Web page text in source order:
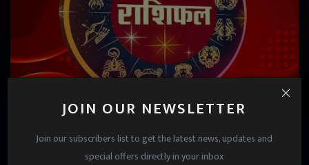
JOIN OUR NEWSLETTER
Join our subscribers list to get the latest news, updates and
special offers directly in your inbox
आज का राशिफल: 30 अक्टूबर 2025 — मीन समेत इन राशि
वालों को मिलेगी गुड न्यूज,...
Oct 30, 2025